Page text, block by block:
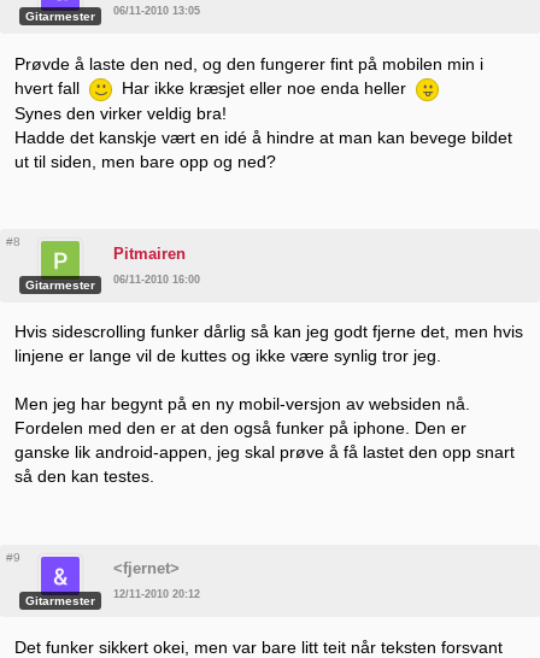
Gitarmester 06/11-2010 13:05
Prøvde å laste den ned, og den fungerer fint på mobilen min i
hvert fall
Har ikke kræsjet eller noe enda heller
Synes den virker veldig bra!
Hadde det kanskje vært en idé å hindre at man kan bevege bildet
ut til siden, men bare opp og ned?
#8
Gitarmester
Pitmairen
06/11-2010 16:00
Hvis sidescrolling funker dårlig så kan jeg godt fjerne det, men hvis
linjene er lange vil de kuttes og ikke være synlig tror jeg.
Men jeg har begynt på en ny mobil-versjon av websiden nå.
Fordelen med den er at den også funker på iphone. Den er
ganske lik android-appen, jeg skal prøve å få lastet den opp snart
så den kan testes.
#9
Gitarmester
<fjernet>
12/11-2010 20:12
Det funker sikkert okei, men var bare litt teit når teksten forsvant